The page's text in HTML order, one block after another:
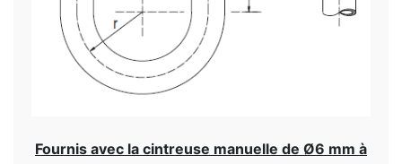
Fournis avec la cintreuse manuelle de Ø6 mm à